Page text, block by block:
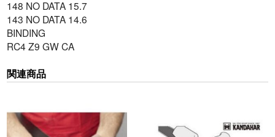
148 NO DATA 15.7
143 NO DATA 14.6
BINDING
RC4 Z9 GW CA
関連商品